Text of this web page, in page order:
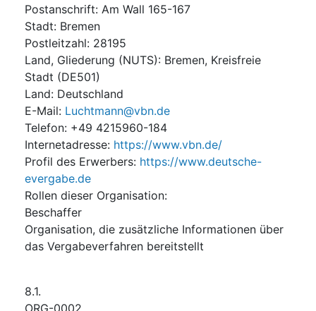
Postanschrift: Am Wall 165-167
Stadt: Bremen
Postleitzahl: 28195
Land, Gliederung (NUTS): Bremen, Kreisfreie
Stadt (DE501)
Land: Deutschland
E-Mail: Luchtmann@vbn.de
Telefon: +49 4215960-184
Internetadresse: https://www.vbn.de/
Profil des Erwerbers: https://www.deutsche-
evergabe.de
Rollen dieser Organisation:
Beschaffer
Organisation, die zusätzliche Informationen über
das Vergabeverfahren bereitstellt
8.1.
ORG-0002